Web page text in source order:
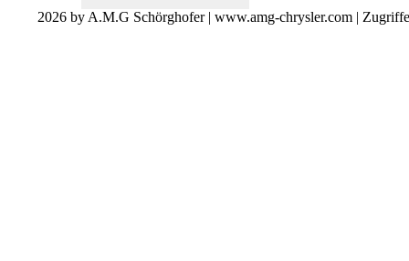
2026 by A.M.G Schörghofer | www.amg-chrysler.com |